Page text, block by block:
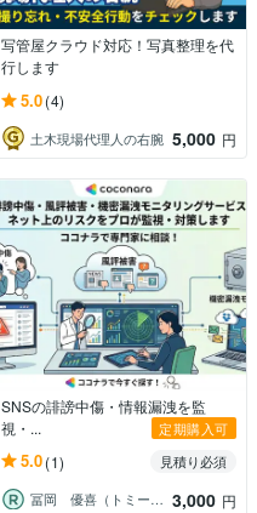
写管屋クラウド対応！写真整理を代
行します
5.0(4)
土木現場代理人の右腕 5,000 円
SNSの誹謗中傷・情報漏洩を監
視・...
定期購入可
5.0(1)
見積り必須
冨岡 優喜（トミークリエイト代表） 3,000 円